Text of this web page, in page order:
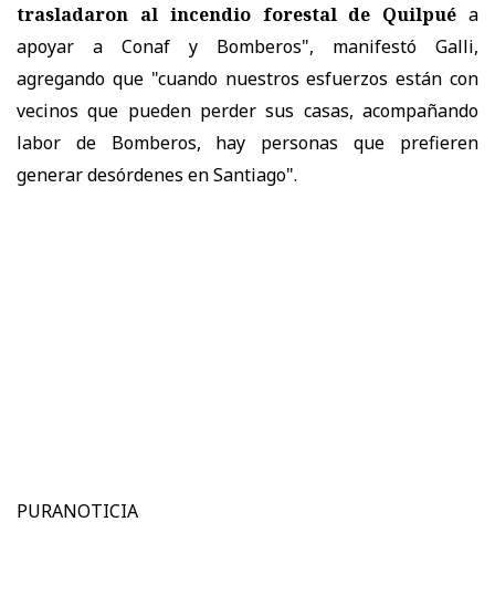
trasladaron al incendio forestal de Quilpué a
apoyar a Conaf y Bomberos", manifestó Galli,
agregando que "cuando nuestros esfuerzos están con
vecinos que pueden perder sus casas, acompañando
labor de Bomberos, hay personas que prefieren
generar desórdenes en Santiago".
PURANOTICIA